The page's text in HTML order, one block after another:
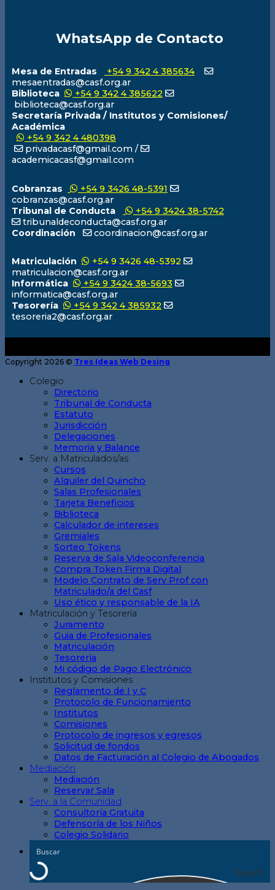
WhatsApp de Contacto
Mesa de Entradas
+54 9 342 4 385634
mesaentradas@casf.org.ar
Biblioteca
+54 9 342 4 385622
biblioteca@casf.org.ar
Secretaría Privada / Institutos y Comisiones/
Académica
+54 9 342 4 480398
privadacasf@gmail.com /
academicacasf@gmail.com
Cobranzas
+54 9 3426 48-5391
cobranzas@casf.org.ar
Tribunal de Conducta
+54 9 3424 38-5742
tribunaldeconducta@casf.org.ar
Coordinación
coordinacion@casf.org.ar
Matriculación
+54 9 3426 48-5392
matriculacion@casf.org.ar
Informática
+54 9 3424 38-5693
informatica@casf.org.ar
Tesorería
+54 9 342 4 385932
tesoreria2@casf.org.ar
Copyright 2026 © Tres Ideas Web Desing
Colegio
Directorio
Tribunal de Conducta
Estatuto
Jurisdicción
Delegaciones
Memoria y Balance
Serv. a Matriculados/as
Cursos
Alquiler del Quincho
Salas Profesionales
Tarjeta Beneficios
Biblioteca
Calculador de intereses
Gremiales
Sorteo Tokens
Reserva de Sala Videoconferencia
Compra Token Firma Digital
Modelo Contrato de Serv Prof con
Matriculado/a del Casf
Uso ético y responsable de la IA
Matriculación y Tesorería
Juramento
Guia de Profesionales
Matriculación
Tesorería
Mi código de Pago Electrónico
Institutos y Comisiones
Reglamento de I y C
Protocolo de Funcionamiento
Institutos
Comisiones
Protocolo de ingresos y egresos
Solicitud de fondos
Datos de Facturación al Colegio de Abogados
Mediación
Mediación
Reservar Sala
Serv. a la Comunidad
Consultoría Gratuita
Defensoría de los Niños
Colegio Solidario
Search